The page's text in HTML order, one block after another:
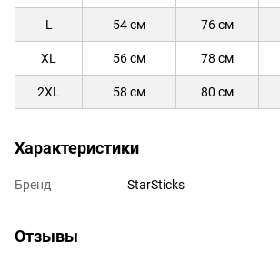
L 54 см 76 см
XL 56 см 78 см
2XL 58 см 80 см
Характеристики
Бренд StarSticks
Отзывы